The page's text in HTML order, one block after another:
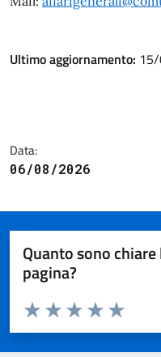
Ultimo aggiornamento:
Data:
06/08/2026
Quanto sono
pagina?
Valuta da 1 a 5 stelle la pagina
Valuta 4
Valuta 3 stelle
Valuta 2 stelle su 5
Valuta 1 stelle su 5